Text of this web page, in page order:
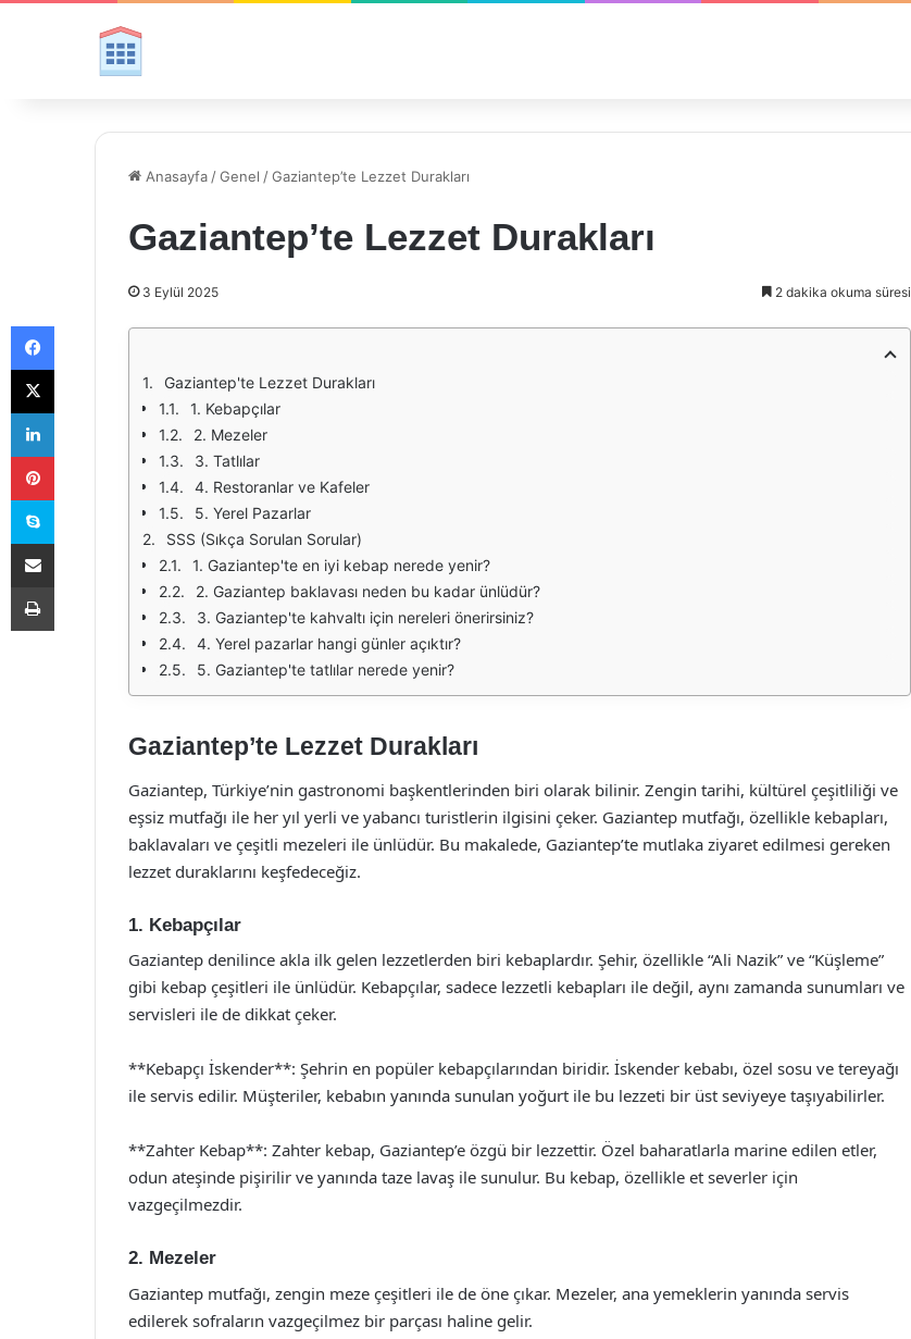
Anasayfa /Genel /Gaziantep’te Lezzet Durakları
Gaziantep’te Lezzet Durakları
3 Eylül 2025 2 dakika okuma süresi
Gaziantep'te Lezzet Durakları
1. Kebapçılar
2. Mezeler
3. Tatlılar
4. Restoranlar ve Kafeler
5. Yerel Pazarlar
SSS (Sıkça Sorulan Sorular)
1. Gaziantep'te en iyi kebap nerede yenir?
2. Gaziantep baklavası neden bu kadar ünlüdür?
3. Gaziantep'te kahvaltı için nereleri önerirsiniz?
4. Yerel pazarlar hangi günler açıktır?
5. Gaziantep'te tatlılar nerede yenir?
Gaziantep’te Lezzet Durakları
Gaziantep, Türkiye’nin gastronomi başkentlerinden biri olarak bilinir. Zengin tarihi, kültürel çeşitliliği ve
eşsiz mutfağı ile her yıl yerli ve yabancı turistlerin ilgisini çeker. Gaziantep mutfağı, özellikle kebapları,
baklavaları ve çeşitli mezeleri ile ünlüdür. Bu makalede, Gaziantep’te mutlaka ziyaret edilmesi gereken
lezzet duraklarını keşfedeceğiz.
1. Kebapçılar
Gaziantep denilince akla ilk gelen lezzetlerden biri kebaplardır. Şehir, özellikle “Ali Nazik” ve “Küşleme”
gibi kebap çeşitleri ile ünlüdür. Kebapçılar, sadece lezzetli kebapları ile değil, aynı zamanda sunumları ve
servisleri ile de dikkat çeker.
**Kebapçı İskender**: Şehrin en popüler kebapçılarından biridir. İskender kebabı, özel sosu ve tereyağı
ile servis edilir. Müşteriler, kebabın yanında sunulan yoğurt ile bu lezzeti bir üst seviyeye taşıyabilirler.
**Zahter Kebap**: Zahter kebap, Gaziantep’e özgü bir lezzettir. Özel baharatlarla marine edilen etler,
odun ateşinde pişirilir ve yanında taze lavaş ile sunulur. Bu kebap, özellikle et severler için
vazgeçilmezdir.
2. Mezeler
Gaziantep mutfağı, zengin meze çeşitleri ile de öne çıkar. Mezeler, ana yemeklerin yanında servis
edilerek sofraların vazgeçilmez bir parçası haline gelir.
Facebook
X
LinkedIn
Pinterest
Skype
E-Posta ile paylaş